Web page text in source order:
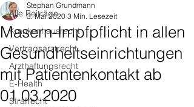
Alle Beiträge
Krankenhausrecht
Vertragsarztrecht
Arzthaftungsrecht
E-Health
Strafrecht
Masern-Impfpflicht in allen
Gesundheitseinrichtungen
mit Patientenkontakt ab
01.03.2020
Stephan Grundmann
3. Mai 2020 3 Min. Lesezeit